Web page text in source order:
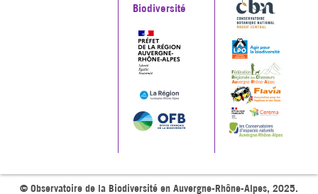
Biodiversité
© Observatoire de la Biodiversité en Auvergne-Rhône-Alpes, 2025.